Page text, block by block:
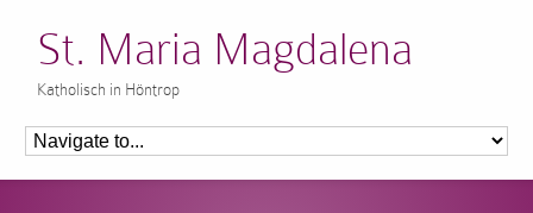
St. Maria Magdalena
Katholisch in Höntrop